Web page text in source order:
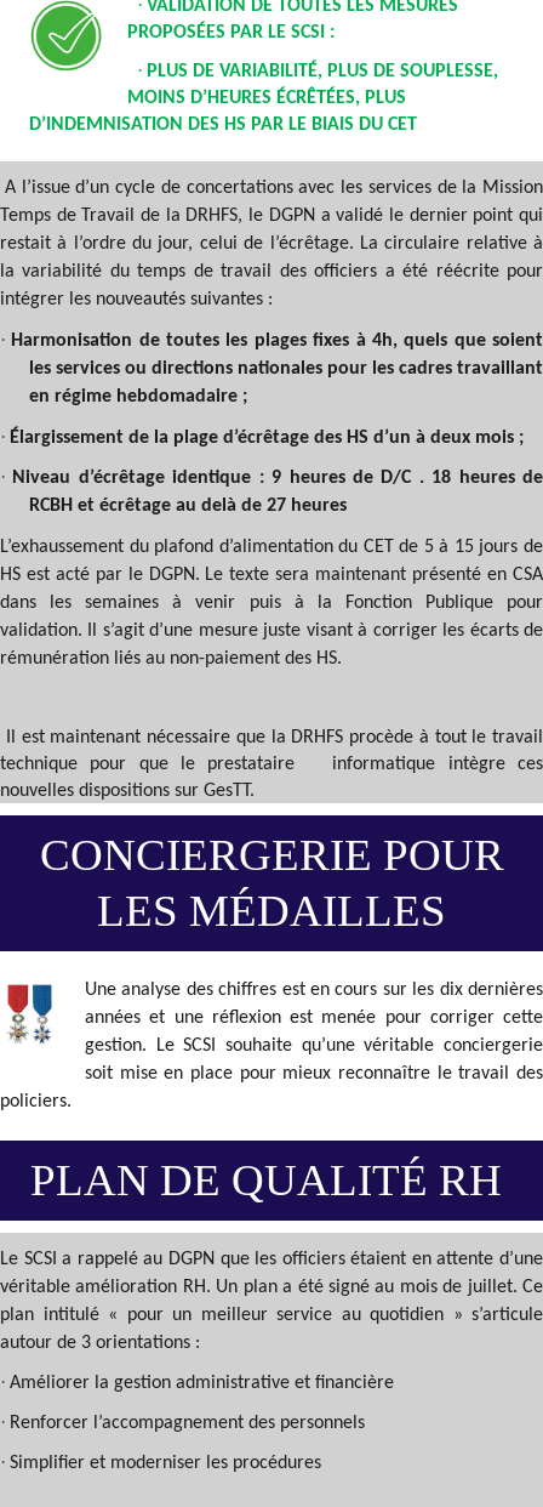
· VALIDATION DE TOUTES LES MESURES
PROPOSÉES PAR LE SCSI :
· PLUS DE VARIABILITÉ, PLUS DE SOUPLESSE,
MOINS D’HEURES ÉCRÊTÉES, PLUS
D’INDEMNISATION DES HS PAR LE BIAIS DU CET
A l’issue d’un cycle de concertations avec les services de la Mission
Temps de Travail de la DRHFS, le DGPN a validé le dernier point qui
restait à l’ordre du jour, celui de l’écrêtage. La circulaire relative à
la variabilité du temps de travail des officiers a été réécrite pour
intégrer les nouveautés suivantes :
· Harmonisation de toutes les plages fixes à 4h, quels que soient
les services ou directions nationales pour les cadres travaillant
en régime hebdomadaire ;
· Élargissement de la plage d’écrêtage des HS d’un à deux mois ;
· Niveau d’écrêtage identique : 9 heures de D/C . 18 heures de
RCBH et écrêtage au delà de 27 heures
L’exhaussement du plafond d’alimentation du CET de 5 à 15 jours de
HS est acté par le DGPN. Le texte sera maintenant présenté en CSA
dans les semaines à venir puis à la Fonction Publique pour
validation. Il s’agit d’une mesure juste visant à corriger les écarts de
rémunération liés au non-paiement des HS.
Il est maintenant nécessaire que la DRHFS procède à tout le travail
technique pour que le prestataire informatique intègre ces
nouvelles dispositions sur GesTT.
CONCIERGERIE POUR
LES MÉDAILLES
Une analyse des chiffres est en cours sur les dix dernières
années et une réflexion est menée pour corriger cette
gestion. Le SCSI souhaite qu’une véritable conciergerie
soit mise en place pour mieux reconnaître le travail des
policiers.
PLAN DE QUALITÉ RH
Le SCSI a rappelé au DGPN que les officiers étaient en attente d’une
véritable amélioration RH. Un plan a été signé au mois de juillet. Ce
plan intitulé « pour un meilleur service au quotidien » s’articule
autour de 3 orientations :
· Améliorer la gestion administrative et financière
· Renforcer l’accompagnement des personnels
· Simplifier et moderniser les procédures